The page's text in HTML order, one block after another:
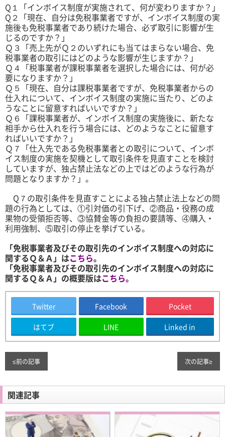
Q１「インボイス制度が実施されて、何が変わりますか？」
Q２「現在、自分は免税事業者ですが、インボイス制度の実
施後も免税事業者であり続けた場合、必ず取引に影響が生
じるのですか？」
Ｑ３「売上先がＱ２のいずれにも当てはまらない場合、免
税事業者の取引にはどのような影響が生じますか？」
Ｑ４「税事業者が課税事業者を選択した場合には、何が必
要になりますか？」
Ｑ５「現在、自分は課税事業者ですが、免税事業者からの
仕入れについて、インボイス制度の実施に当たり、どのよ
うなことに留意すればいいですか？」
Ｑ６「課税事業者が、インボイス制度の実施後に、新たな
相手から仕入れを行う場合には、どのようなことに留意す
ればいいですか？」
Ｑ７「仕入先である免税事業者との取引について、インボ
イス制度の実施を契機として取引条件を見直すことを検討
していますが、独占禁止法などの上ではどのような行為が
問題となりますか？」。
Q７の取引条件を見直すことによる独占禁止法上などの問
題の行為としては、①引対価の引下げ、②商品・役務の成
果物の受領拒否等、③協賛金等の負担の要請等、④購入・
利用強制、⑤取引の停止を挙げている。
「免税事業者及びその取引先のインボイス制度への対応に
関するＱ＆Ａ」はこちら。
「免税事業者及びその取引先のインボイス制度への対応に
関するＱ＆Ａ」の概要版はこちら。
Twitter Facebook Pocket
はてブ LINE Linked in
≤前の記事 次の記事≥
関連記事